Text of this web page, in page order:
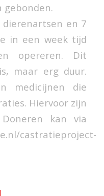
gebonden.
en 7
in een week tijd
opereren. Dit
maar erg duur.
medicijnen die
Hiervoor zijn
kan via
castratieproject-